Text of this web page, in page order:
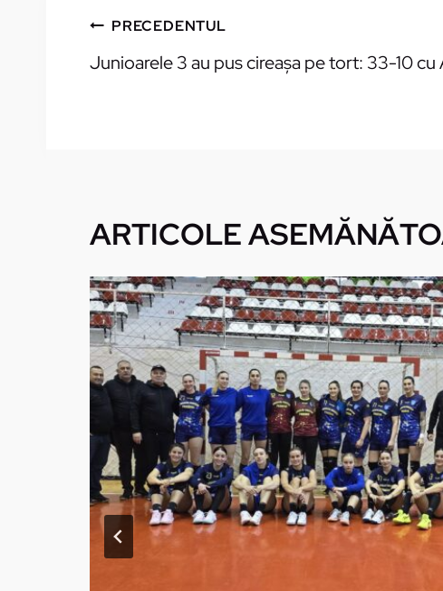
NAVIGARE
ÎN
PRECEDENTUL
Junioarele 3 au pus cireaşa pe tort: 33-10 cu
ARTICOLE